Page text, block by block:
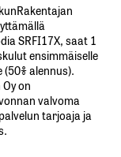
​SRFI17X,​ ​saat​ ​1
​ensimmäiselle​
​alennus).
on
valvoma
tarjoaja ja